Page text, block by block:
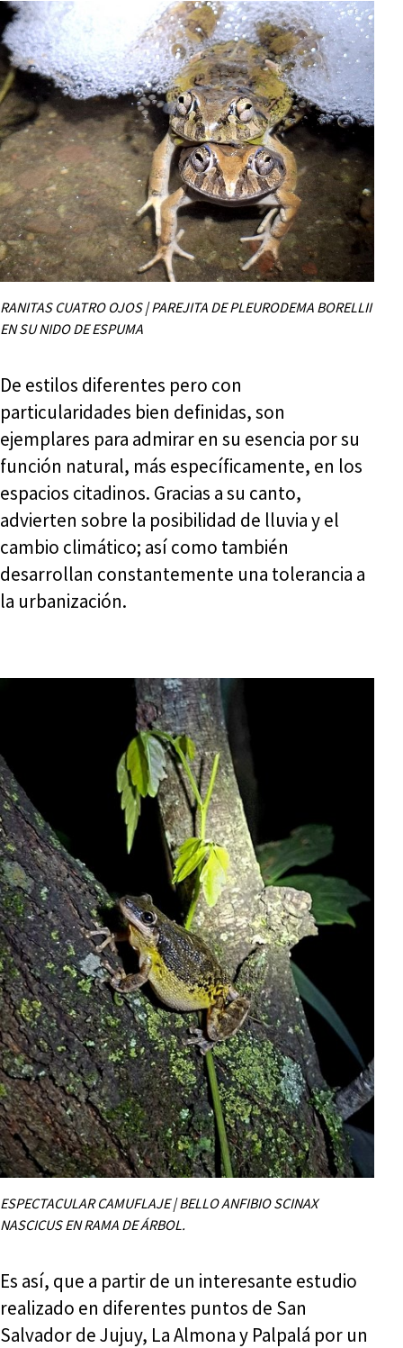
RANITAS CUATRO OJOS | PAREJITA DE PLEURODEMA BORELLII
EN SU NIDO DE ESPUMA
De estilos diferentes pero con
particularidades bien definidas, son
ejemplares para admirar en su esencia por su
función natural, más específicamente, en los
espacios citadinos. Gracias a su canto,
advierten sobre la posibilidad de lluvia y el
cambio climático; así como también
desarrollan constantemente una tolerancia a
la urbanización.
ESPECTACULAR CAMUFLAJE | BELLO ANFIBIO SCINAX
NASCICUS EN RAMA DE ÁRBOL.
Es así, que a partir de un interesante estudio
realizado en diferentes puntos de San
Salvador de Jujuy, La Almona y Palpalá por un